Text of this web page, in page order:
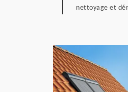
nettoyage et